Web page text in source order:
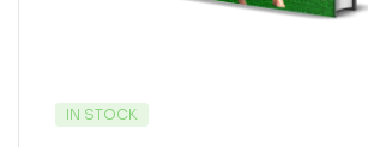
IN STOCK